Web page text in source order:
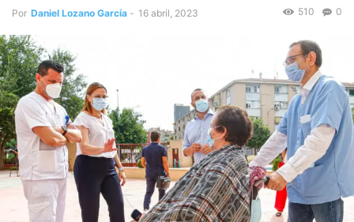
Por Daniel Lozano García - 16 abril, 2023 0
510